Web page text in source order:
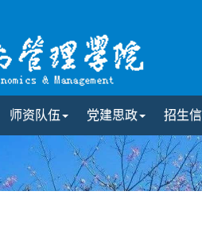
师资队伍 党建思政 招生